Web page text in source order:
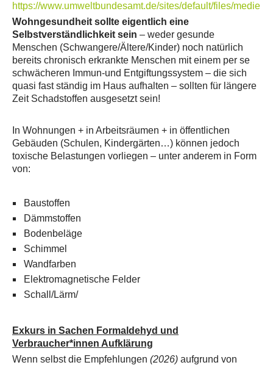
https://www.umweltbundesamt.de/sites/default/files/
Wohngesundheit sollte eigentlich eine
Selbstverständlichkeit sein – weder gesunde
Menschen (Schwangere/Ältere/Kinder) noch natürlich
bereits chronisch erkrankte Menschen mit einem per se
schwächeren Immun-und Entgiftungssystem – die sich
quasi fast ständig im Haus aufhalten – sollten für längere
Zeit Schadstoffen ausgesetzt sein!
In Wohnungen + in Arbeitsräumen + in öffentlichen
Gebäuden (Schulen, Kindergärten…) können jedoch
toxische Belastungen vorliegen – unter anderem in Form
von:
Baustoffen
Dämmstoffen
Bodenbeläge
Schimmel
Wandfarben
Elektromagnetische Felder
Schall/Lärm/
Exkurs in Sachen Formaldehyd und
Verbraucher*innen Aufklärung
Wenn selbst die Empfehlungen (2026) aufgrund von